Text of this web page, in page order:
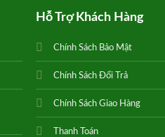
Hỗ Trợ Khách Hàng
Chính Sách Bảo Mật
Chính Sách Đổi Trả
Chính Sách Giao Hàng
Thanh Toán